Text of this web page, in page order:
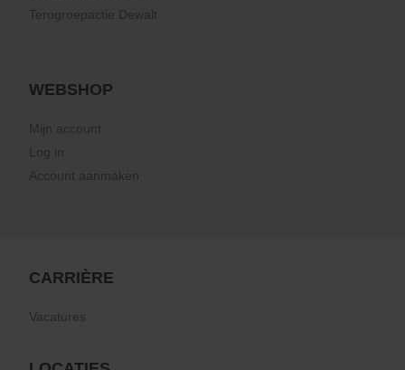
Terugroepactie Dewalt
WEBSHOP
Mijn account
Log in
Account aanmaken
CARRIÈRE
Vacatures